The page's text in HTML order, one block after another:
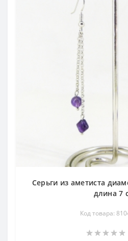
Серьги из аметиста
длина 7
Код товара: